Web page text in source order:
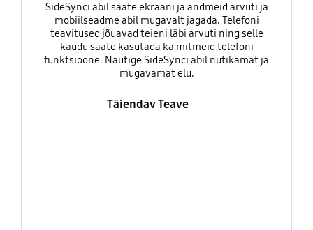
SideSynci abil saate ekraani ja andmeid arvuti ja
mobiilseadme abil mugavalt jagada. Telefoni
teavitused jõuavad teieni läbi arvuti ning selle
kaudu saate kasutada ka mitmeid telefoni
funktsioone. Nautige SideSynci abil nutikamat ja
mugavamat elu.
Täiendav Teave